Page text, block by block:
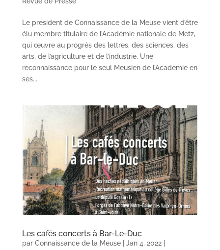
Le président de Connaissance de la Meuse vient d’être
élu membre titulaire de l’Académie nationale de Metz,
qui œuvre au progrès des lettres, des sciences, des
arts, de l’agriculture et de l’industrie. Une
reconnaissance pour le seul Meusien de l’Académie en
ses...
Les cafés concerts à Bar-Le-Duc
par Connaissance de la Meuse| Jan 4, 2022|